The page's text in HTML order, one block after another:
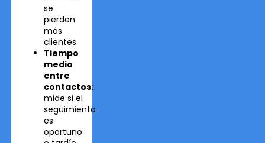
se
pierden
más
clientes.
Tiempo
medio
entre
contactos:
mide si el
seguimiento
es
oportuno